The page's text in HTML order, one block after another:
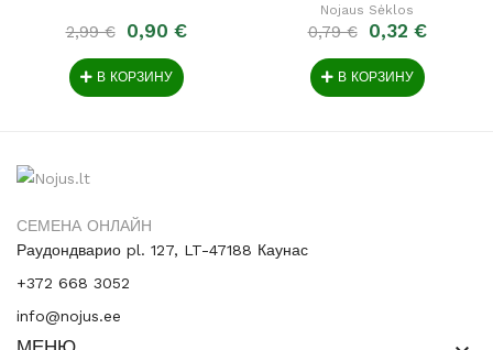
2,99 €
0,90 €
В КОРЗИНУ
Nojaus Sėklos
0,79 € 0,32 €
В КОРЗИНУ
СЕМЕНА ОНЛАЙН
Раудондварио pl. 127, LT-47188 Каунас
+372 668 3052
info@nojus.ee